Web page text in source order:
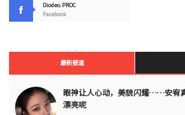
Diodeo.PROC
Facebook
最新报道
眼神让人心动，美貌闪耀……安宥
漂亮呢